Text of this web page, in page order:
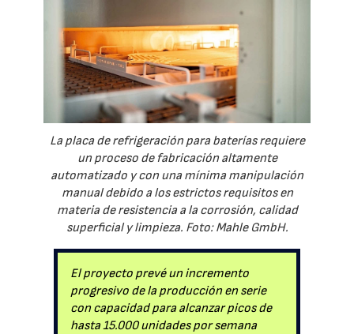
La placa de refrigeración para baterías requiere
un proceso de fabricación altamente
automatizado y con una mínima manipulación
manual debido a los estrictos requisitos en
materia de resistencia a la corrosión, calidad
superficial y limpieza. Foto: Mahle GmbH.
El proyecto prevé un incremento
progresivo de la producción en serie
con capacidad para alcanzar picos de
hasta 15.000 unidades por semana